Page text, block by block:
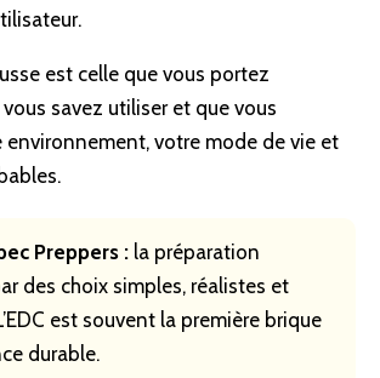
est celle que vous portez
savez utiliser et que vous
environnement, votre mode de vie et
Preppers : la préparation
des choix simples, réalistes et
est souvent la première brique
durable.